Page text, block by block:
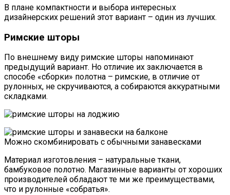
В плане компактности и выбора интересных
дизайнерских решений этот вариант – один из лучших.
Римские шторы
По внешнему виду римские шторы напоминают
предыдущий вариант. Но отличие их заключается в
способе «сборки» полотна – римские, в отличие от
рулонных, не скручиваются, а собираются аккуратными
складками.
Можно скомбинировать с обычными занавесками
Материал изготовления – натуральные ткани,
бамбуковое полотно. Магазинные варианты от хороших
производителей обладают те ми же преимуществами,
что и рулонные «собратья».